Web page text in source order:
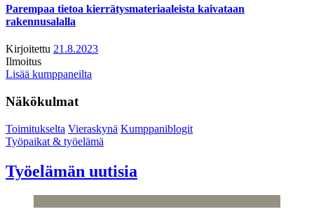
Parempaa tietoa kierrätysmateriaaleista kaivataan
rakennusalalla
Kirjoitettu 21.8.2023
Ilmoitus
Lisää kumppaneilta
Näkökulmat
Toimitukselta Vieraskynä Kumppaniblogit
Työpaikat & työelämä
Työelämän uutisia